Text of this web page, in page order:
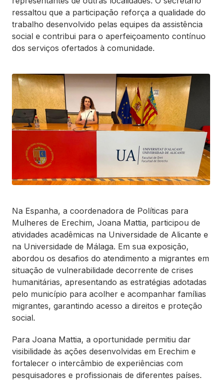
ressaltou que a participação reforça a qualidade do
trabalho desenvolvido pelas equipes da assistência
social e contribui para o aperfeiçoamento contínuo
dos serviços ofertados à comunidade.
Na Espanha, a coordenadora de Políticas para
Mulheres de Erechim, Joana Mattia, participou de
atividades acadêmicas na Universidade de Alicante e
na Universidade de Málaga. Em sua exposição,
abordou os desafios do atendimento a migrantes em
situação de vulnerabilidade decorrente de crises
humanitárias, apresentando as estratégias adotadas
pelo município para acolher e acompanhar famílias
migrantes, garantindo acesso a direitos e proteção
social.
Para Joana Mattia, a oportunidade permitiu dar
visibilidade às ações desenvolvidas em Erechim e
fortalecer o intercâmbio de experiências com
pesquisadores e profissionais de diferentes países.